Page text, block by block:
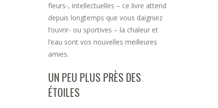
fleurs-, intellectuelles – ce livre attend
depuis longtemps que vous daigniez
l’ouvrir- ou sportives – la chaleur et
l’eau sont vos nouvelles meilleures
amies.
UN PEU PLUS PRÈS DES
ÉTOILES